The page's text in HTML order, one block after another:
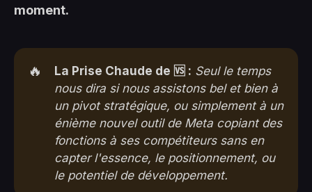
moment.
🔥 La Prise Chaude de 🆚 : Seul le temps
nous dira si nous assistons bel et bien à
un pivot stratégique, ou simplement à un
énième nouvel outil de Meta copiant des
fonctions à ses compétiteurs sans en
capter l'essence, le positionnement, ou
le potentiel de développement.